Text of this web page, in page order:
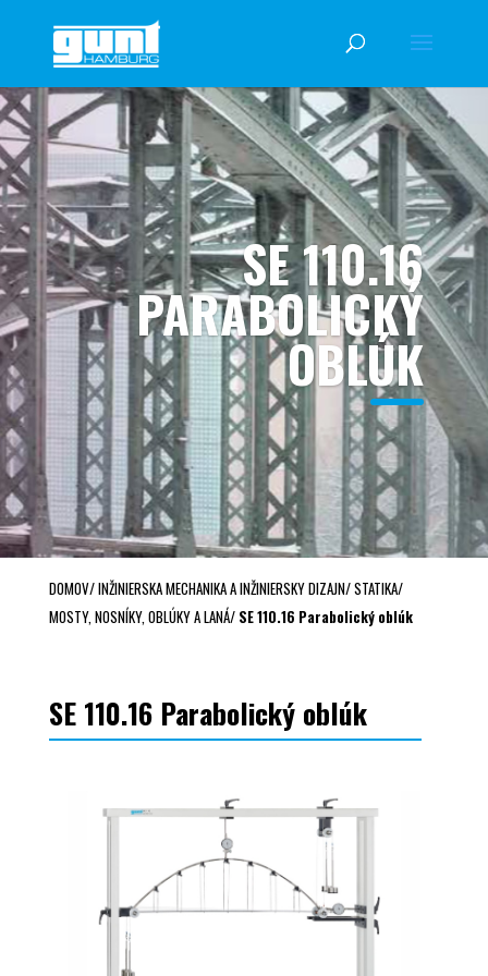
SE 110.16
PARABOLICKÝ
OBLÚK
DOMOV/INŽINIERSKA MECHANIKA A INŽINIERSKY DIZAJN/STATIKA/
MOSTY, NOSNÍKY, OBLÚKY A LANÁ/ SE 110.16 Parabolický oblúk
SE 110.16 Parabolický oblúk